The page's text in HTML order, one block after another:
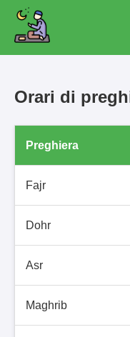
Orari di
Preghiera
Fajr
Dohr
Asr
Maghrib